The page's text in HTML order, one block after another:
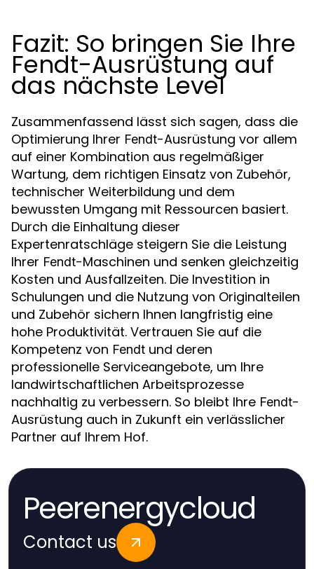
Fazit: So bringen Sie Ihre
Fendt-Ausrüstung auf
das nächste Level
Zusammenfassend lässt sich sagen, dass die
Optimierung Ihrer Fendt-Ausrüstung vor allem
auf einer Kombination aus regelmäßiger
Wartung, dem richtigen Einsatz von Zubehör,
technischer Weiterbildung und dem
bewussten Umgang mit Ressourcen basiert.
Durch die Einhaltung dieser
Expertenratschläge steigern Sie die Leistung
Ihrer Fendt-Maschinen und senken gleichzeitig
Kosten und Ausfallzeiten. Die Investition in
Schulungen und die Nutzung von Originalteilen
und Zubehör sichern Ihnen langfristig eine
hohe Produktivität. Vertrauen Sie auf die
Kompetenz von Fendt und deren
professionelle Serviceangebote, um Ihre
landwirtschaftlichen Arbeitsprozesse
nachhaltig zu verbessern. So bleibt Ihre Fendt-
Ausrüstung auch in Zukunft ein verlässlicher
Partner auf Ihrem Hof.
Peerenergycloud
Contact us